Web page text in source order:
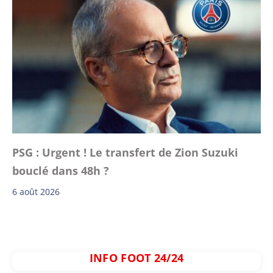
PSG : Urgent ! Le transfert de Zion Suzuki
bouclé dans 48h ?
6 août 2026
INFO FOOT 24/24